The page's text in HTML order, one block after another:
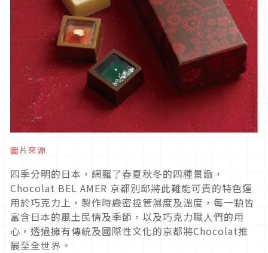
圖片來源
四季分明的日本，網羅了春夏秋冬的四種景緻，
Chocolat BEL AMER 京都別邸將此難能可貴的特色運
用於巧克力上，製作時嚴密控管濕度及溫度，每一顆皆
富含日本的風土民情及季節，以及巧克力職人們的用
心，透過擁有傳統及國際性文化的京都將Chocolat推
展至全世界。